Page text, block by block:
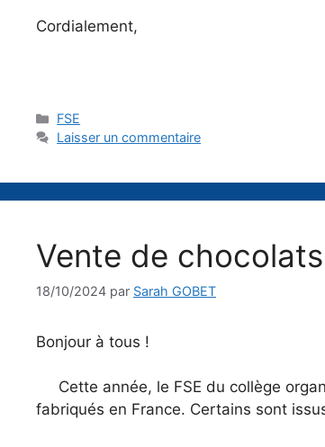
Cordialement,
Catégories
FSE
Laisser un commentaire
Vente de chocolats
18/10/2024 par Sarah GOBET
Bonjour à tous !
Cette année, le FSE du collège
fabriqués en France. Certains sont